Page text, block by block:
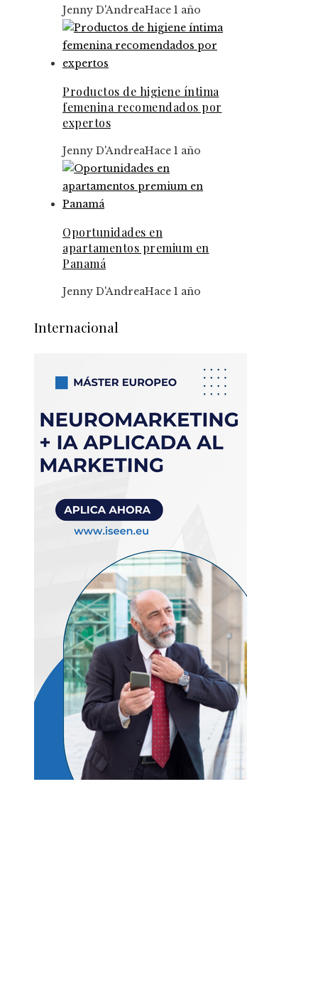
Jenny D'AndreaHace 1 año
Productos de higiene íntima
femenina recomendados por
expertos
Jenny D'AndreaHace 1 año
Oportunidades en
apartamentos premium en
Panamá
Jenny D'AndreaHace 1 año
Internacional